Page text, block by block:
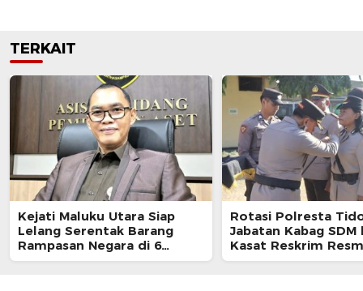
TERKAIT
Kejati Maluku Utara Siap
Lelang Serentak Barang
Rampasan Negara di 6
Kabupaten
Rotasi Polresta
Jabatan Kabag SDM
Kasat Reskrim
Berganti